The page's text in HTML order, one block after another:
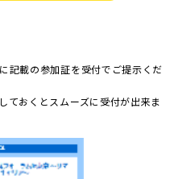
記載の参加証を受付でご提示くだ
ておくとスムーズに受付が出来ま